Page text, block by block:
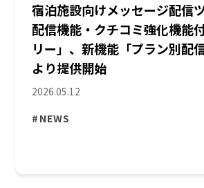
宿泊施設向けメッセージ配信
配信機能・クチコミ強化機能
リー」、新機能「プラン別配
より提供開始
2026.05.12
#NEWS